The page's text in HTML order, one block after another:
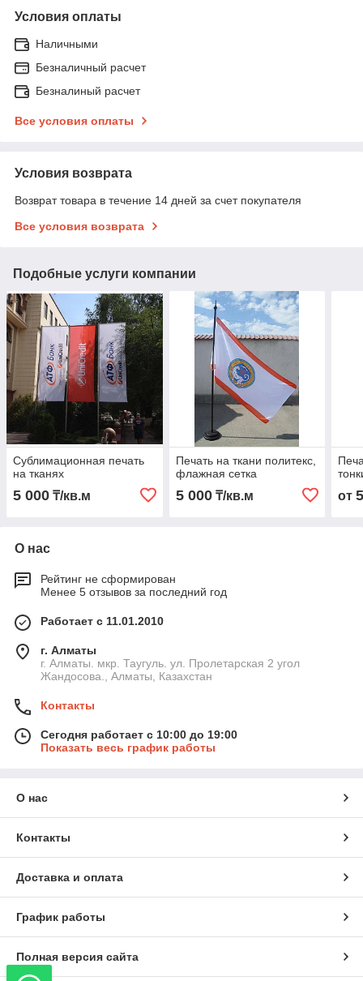
Условия оплаты
Наличными
Безналичный расчет
Безналиный расчет
Все условия оплаты
Условия возврата
Возврат товара в течение 14 дней за счет покупателя
Все условия возврата
Подобные услуги компании
Сублимационная печать
на тканях
5 000 ₸/кв.м
Печать на ткани политекс,
флажная сетка
5 000₸/кв.м от
О нас
Рейтинг не сформирован
Менее 5 отзывов за последний год
Работает с 11.01.2010
г. Алматы
г. Алматы. мкр. Таугуль. ул. Пролетарская 2 угол
Жандосова., Алматы, Казахстан
Контакты
Сегодня работает с 10:00 до 19:00
Показать весь график работы
О нас
Контакты
Доставка и оплата
График работы
Полная версия сайта